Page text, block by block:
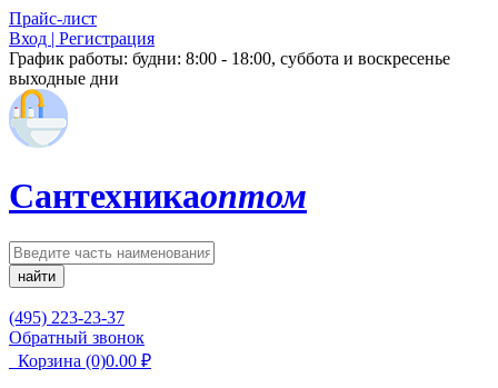
Прайс-лист
Вход | Регистрация
График работы: будни: 8:00 - 18:00, суббота и воскресенье
выходные дни
Сантехникаоптом
найти
(495) 223-23-37
Обратный звонок
Корзина (0)0.00 ₽